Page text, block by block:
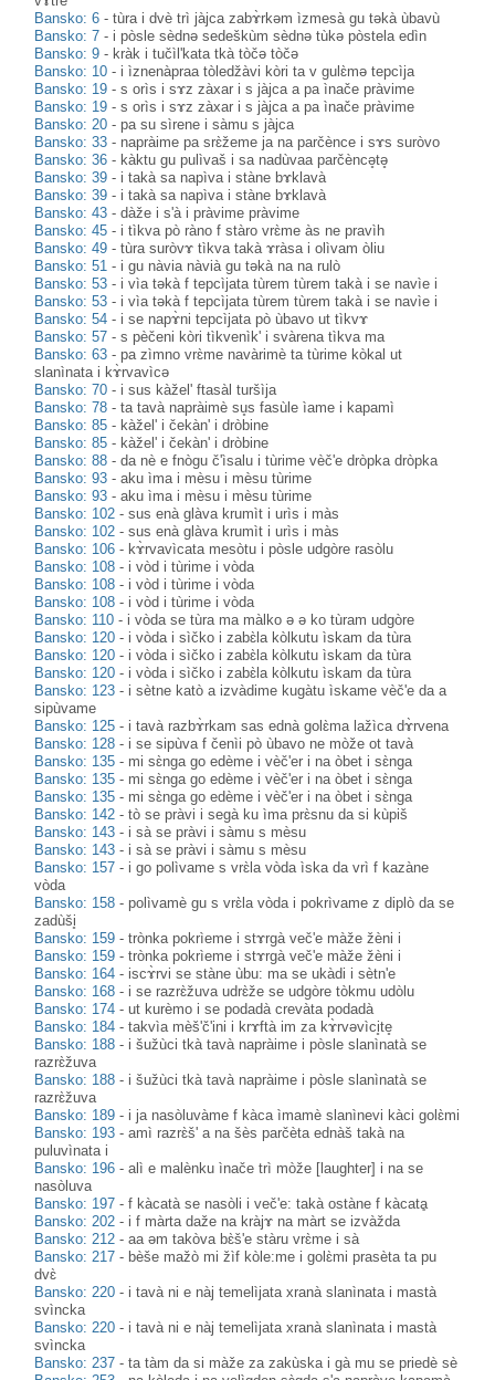
Bansko: 6 -tùra i dvè trì jàjca zabɤ̀rkəm ìzmesà gu təkà ùbavù
Bansko: 7 - i pòsle sèdnə sedeškùm sèdnə tùkə pòstela edìn
Bansko: 9 - kràk i tučìl'kata tkà tòčə tòčə
Bansko: 10 - i ìznenàpraa tòledžàvi kòri ta v gulɛ̀mə tepcìja
Bansko: 19 -s orìs i sɤz zàxar i s jàjca a pa ìnače pràvime
Bansko: 19 -s orìs i sɤz zàxar i s jàjca a pa ìnače pràvime
Bansko: 20 -pa su sìrene i sàmu s jàjca
Bansko: 33 - napràime pa srɛ̀žeme ja na parčènce i sɤs suròvo
Bansko: 36 - kàktu gu pulìvaš i sa nadùvaa parčèncə̥tə̥
Bansko: 39 - i takà sa napìva i stàne bɤklavà
Bansko: 39 - i takà sa napìva i stàne bɤklavà
Bansko: 43 -dàže i s'à i pràvime pràvime
Bansko: 45 - i tìkva pò ràno f stàro vrɛ̀me às ne pravìh
Bansko: 49 -tùra suròvɤ tìkva takà ɤràsa i olìvam òliu
Bansko: 51 - i gu nàvia nàvià gu təkà na na rulò
Bansko: 53 - i vìa təkà f tepcìjata tùrem tùrem takà i se navìe i
Bansko: 53 - i vìa təkà f tepcìjata tùrem tùrem takà i se navìe i
Bansko: 54 - i se napɤ̀ni tepcìjata pò ùbavo ut tìkvɤ
Bansko: 57 -s pèčeni kòri tìkvenìk' i svàrena tìkva ma
Bansko: 63 -pa zìmno vrɛ̀me navàrimè ta tùrime kòkal ut
slanìnata i kɤ̀rvavìcə
Bansko: 70 - i sus kàžel' ftasàl turšìja
Bansko: 78 -ta tavà napràimè su̥s fasùle ìame i kapamì
Bansko: 85 - kàžel' i čekàn' i dròbine
Bansko: 85 - kàžel' i čekàn' i dròbine
Bansko: 88 -da nè e fnògu č'ìsalu i tùrime vèč'e dròpka dròpka
Bansko: 93 -aku ìma i mèsu i mèsu tùrime
Bansko: 93 -aku ìma i mèsu i mèsu tùrime
Bansko: 102 -sus enà glàva krumìt i urìs i màs
Bansko: 102 -sus enà glàva krumìt i urìs i màs
Bansko: 106 - kɤ̀rvavìcata mesòtu i pòsle udgòre rasòlu
Bansko: 108 - i vòd i tùrime i vòda
Bansko: 108 - i vòd i tùrime i vòda
Bansko: 108 - i vòd i tùrime i vòda
Bansko: 110 - i vòda se tùra ma màlko ə ə ko tùram udgòre
Bansko: 120 - i vòda i sìčko i zabɛ̀la kòlkutu ìskam da tùra
Bansko: 120 - i vòda i sìčko i zabɛ̀la kòlkutu ìskam da tùra
Bansko: 120 - i vòda i sìčko i zabɛ̀la kòlkutu ìskam da tùra
Bansko: 123 - i sètne katò a izvàdime kugàtu ìskame vèč'e da a
sipùvame
Bansko: 125 - i tavà razbɤ̀rkam sas ednà golɛ̀ma lažìca dɤ̀rvena
Bansko: 128 - i se sipùva f čenìi pò ùbavo ne mòže ot tavà
Bansko: 135 - mi sɛ̀nga go edème i vèč'er i na òbet i sɛ̀nga
Bansko: 135 - mi sɛ̀nga go edème i vèč'er i na òbet i sɛ̀nga
Bansko: 135 - mi sɛ̀nga go edème i vèč'er i na òbet i sɛ̀nga
Bansko: 142 -tò se pràvi i segà ku ìma prɛ̀snu da si kùpiš
Bansko: 143 - i sà se pràvi i sàmu s mèsu
Bansko: 143 - i sà se pràvi i sàmu s mèsu
Bansko: 157 - i go polìvame s vrɛ̀la vòda ìska da vrì f kazàne
vòda
Bansko: 158 -polìvamè gu s vrɛ̀la vòda i pokrìvame z diplò da se
zadùši̥
Bansko: 159 -trònka pokrìeme i stɤrgà več'e màže žèni i
Bansko: 159 -trònka pokrìeme i stɤrgà več'e màže žèni i
Bansko: 164 - iscɤ̀rvi se stàne ùbu: ma se ukàdi i sètn'e
Bansko: 168 - i se razrɛ̀žuva udrɛ̀že se udgòre tòkmu udòlu
Bansko: 174 -ut kurèmo i se podadà crevàta podadà
Bansko: 184 -takvìa mèš'č'ini i krɤftà im za kɤ̀rvəvìci̥te̥
Bansko: 188 - i šužùci tkà tavà napràime i pòsle slanìnatà se
razrɛ̀žuva
Bansko: 188 - i šužùci tkà tavà napràime i pòsle slanìnatà se
razrɛ̀žuva
Bansko: 189 - i ja nasòluvàme f kàca ìmamè slanìnevi kàci golɛ̀mi
Bansko: 193 -amì razrɛ̀š' a na šès parčèta ednàš takà na
puluvìnata i
Bansko: 196 -alì e malènku ìnače trì mòže [laughter] i na se
nasòluva
Bansko: 197 -f kàcatà se nasòli i več'e: takà ostàne f kàcatḁ
Bansko: 202 - i f màrta daže na kràjɤ na màrt se izvàžda
Bansko: 212 -aa əm takòva bɛ̀š'e stàru vrɛ̀me i sà
Bansko: 217 - bèše mažò mi žìf kòle:me i golɛ̀mi prasèta ta pu
dvɛ̀
Bansko: 220 - i tavà ni e nàj temelìjata xranà slanìnata i mastà
svìncka
Bansko: 220 - i tavà ni e nàj temelìjata xranà slanìnata i mastà
svìncka
Bansko: 237 -ta tàm da si màže za zakùska i gà mu se priedè sè